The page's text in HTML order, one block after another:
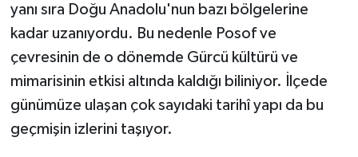
yanı sıra Doğu Anadolu'nun bazı bölgelerine
kadar uzanıyordu. Bu nedenle Posof ve
çevresinin de o dönemde Gürcü kültürü ve
mimarisinin etkisi altında kaldığı biliniyor. İlçede
günümüze ulaşan çok sayıdaki tarihî yapı da bu
geçmişin izlerini taşıyor.
TEKNOLOJİ